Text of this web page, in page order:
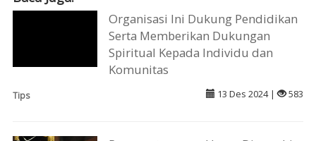
Organisasi Ini Dukung Pendidikan
Serta Memberikan Dukungan
Spiritual Kepada Individu dan
Komunitas
Tips 13 Des 2024 | 583